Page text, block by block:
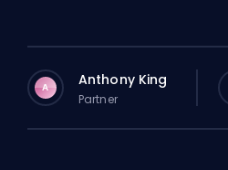
A Anthony King
Partner